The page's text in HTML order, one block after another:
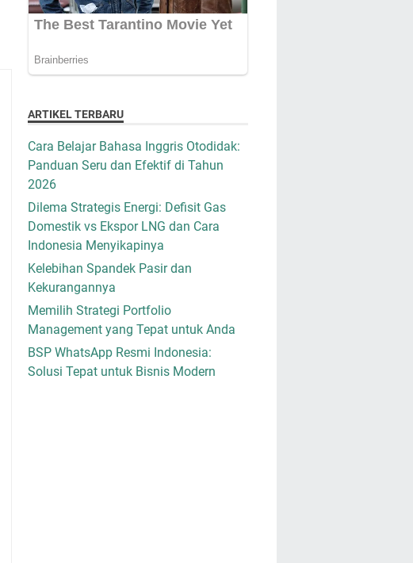
ARTIKEL TERBARU
Cara Belajar Bahasa Inggris Otodidak:
Panduan Seru dan Efektif di Tahun
2026
Dilema Strategis Energi: Defisit Gas
Domestik vs Ekspor LNG dan Cara
Indonesia Menyikapinya
Kelebihan Spandek Pasir dan
Kekurangannya
Memilih Strategi Portfolio
Management yang Tepat untuk Anda
BSP WhatsApp Resmi Indonesia:
Solusi Tepat untuk Bisnis Modern